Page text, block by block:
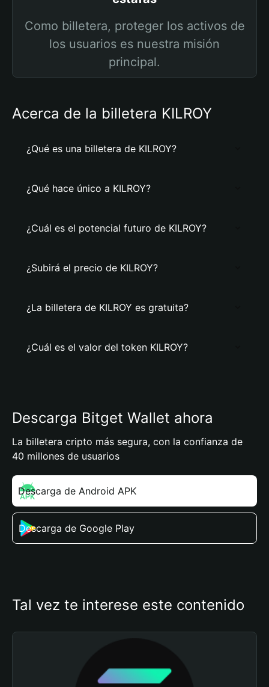
Como billetera, proteger los activos de
los usuarios es nuestra misión
principal.
Acerca de la billetera KILROY
¿Qué es una billetera de KILROY?
¿Qué hace único a KILROY?
¿Cuál es el potencial futuro de KILROY?
¿Subirá el precio de KILROY?
¿La billetera de KILROY es gratuita?
¿Cuál es el valor del token KILROY?
Descarga Bitget Wallet ahora
La billetera cripto más segura, con la confianza de
40 millones de usuarios
Descarga de Android APK
Descarga de Google Play
Tal vez te interese este contenido